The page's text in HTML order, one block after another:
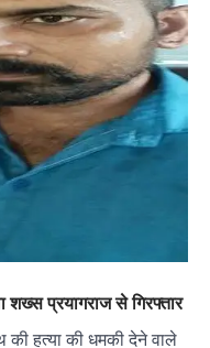
शख्स प्रयागराज से गिरफ्तार
की हत्या की धमकी देने वाले